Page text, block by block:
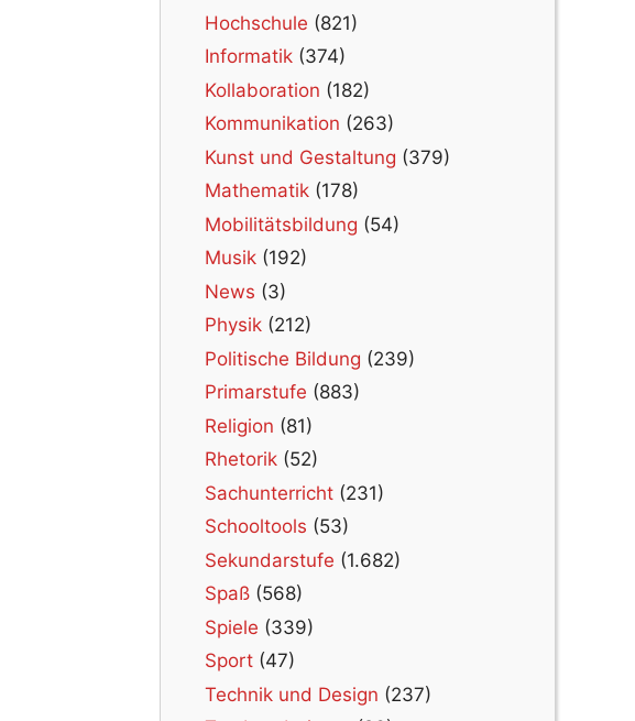
Hochschule (821)
Informatik (374)
Kollaboration (182)
Kommunikation (263)
Kunst und Gestaltung (379)
Mathematik (178)
Mobilitätsbildung (54)
Musik (192)
News (3)
Physik (212)
Politische Bildung (239)
Primarstufe (883)
Religion (81)
Rhetorik (52)
Sachunterricht (231)
Schooltools (53)
Sekundarstufe (1.682)
Spaß (568)
Spiele (339)
Sport (47)
Technik und Design (237)